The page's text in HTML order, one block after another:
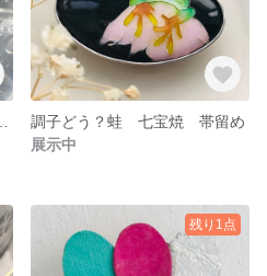
調子どう？蛙 七宝焼 帯留め
展示中
残り1点